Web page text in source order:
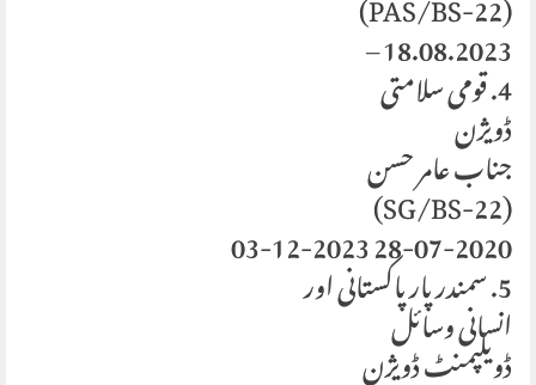
18.08.2023 –
4. قومی سلامتی
ڈویژن
جناب عامر حسن
(SG/BS-22)
28-07-2020 03-12-2023
5. سمندر پار پاکستانی اور
انسانی وسائل